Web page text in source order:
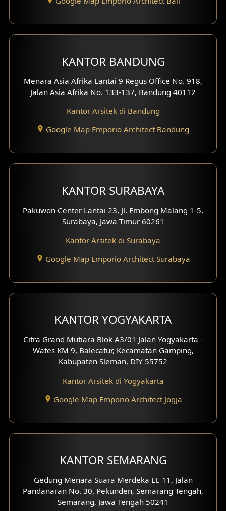
Desain Paviliun
Desain Interior Klinik
Desain Interior Kantor
Eksterior dengan Pagar
Fasad Ruko
Fasad Paviliun
Fasad Klinik
Desain Mezanin
Desain Rumah Moroccan
Desain Rumah Scandinavian
Desain Balkon
Desain Void
Desain Toilet Tamu
Desain Kanopi
KANTOR BANDUNG
Menara Asia Afrika Lantai 9 Regus Office No. 918,
Jalan Asia Afrika No. 133-137, Bandung 40112
Kantor Arsitek di Bandung
Google Map Emporio Architect Bandung
KANTOR SURABAYA
Pakuwon Center Lantai 23, Jl. Embong Malang 1-5,
Surabaya, Jawa Timur 60261
Kantor Arsitek di Surabaya
Google Map Emporio Architect Surabaya
KANTOR YOGYAKARTA
Citra Grand Mutiara Blok A3/01 Jalan Yogyakarta -
Wates KM 9, Balecatur, Kecamatan Gamping,
Kabupaten Sleman, DIY 55752
Kantor Arsitek di Yogyakarta
Google Map Emporio Architect Jogja
KANTOR SEMARANG
Gedung Menara Suara Merdeka Lt. 11, Jalan
Pandanaran No. 30, Pekunden, Semarang Tengah,
Semarang, Jawa Tengah 50241